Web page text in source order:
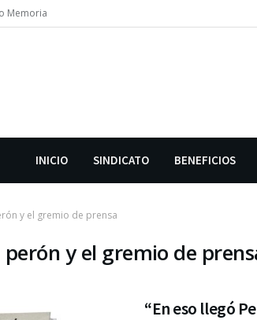
Memoria
INICIO SINDICATO BENEFICIOS
y el gremio de prensa
perón y el gremio de
“En eso llegó